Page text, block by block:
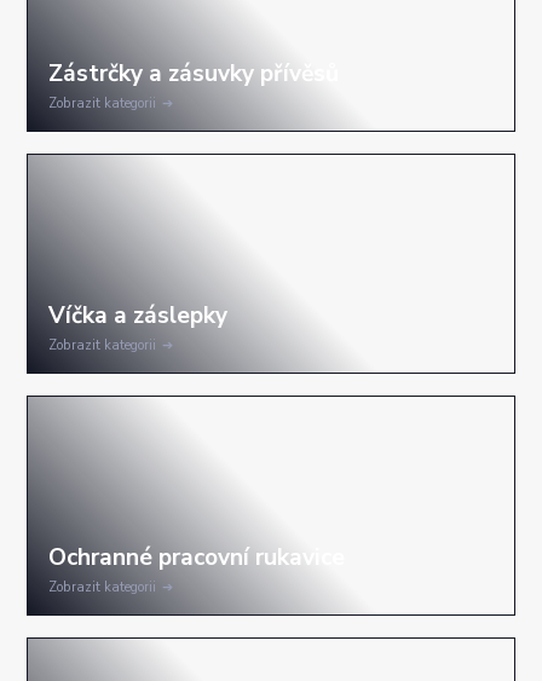
Zobrazit kategorii
Zobrazit kategorii
Zobrazit kategorii